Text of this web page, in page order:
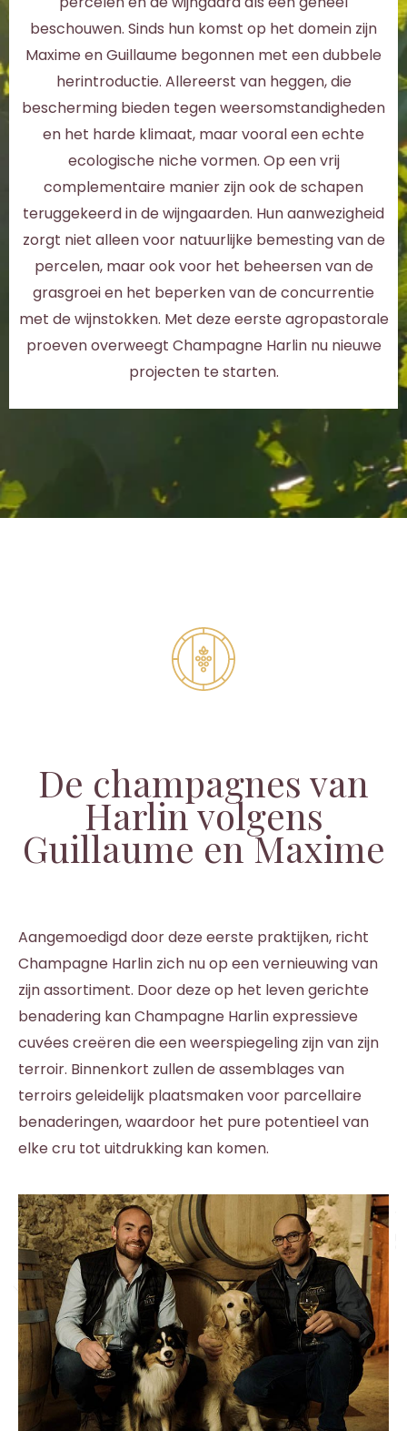
beschouwen. Sinds hun komst op het domein zijn
Maxime en Guillaume begonnen met een dubbele
herintroductie. Allereerst van heggen, die
bescherming bieden tegen weersomstandigheden
en het harde klimaat, maar vooral een echte
ecologische niche vormen. Op een vrij
complementaire manier zijn ook de schapen
teruggekeerd in de wijngaarden. Hun aanwezigheid
zorgt niet alleen voor natuurlijke bemesting van de
percelen, maar ook voor het beheersen van de
grasgroei en het beperken van de concurrentie
met de wijnstokken. Met deze eerste agropastorale
proeven overweegt Champagne Harlin nu nieuwe
projecten te starten.
De champagnes van
Harlin volgens
Guillaume en Maxime
Aangemoedigd door deze eerste praktijken, richt
Champagne Harlin zich nu op een vernieuwing van
zijn assortiment. Door deze op het leven gerichte
benadering kan Champagne Harlin expressieve
cuvées creëren die een weerspiegeling zijn van zijn
terroir. Binnenkort zullen de assemblages van
terroirs geleidelijk plaatsmaken voor parcellaire
benaderingen, waardoor het pure potentieel van
elke cru tot uitdrukking kan komen.